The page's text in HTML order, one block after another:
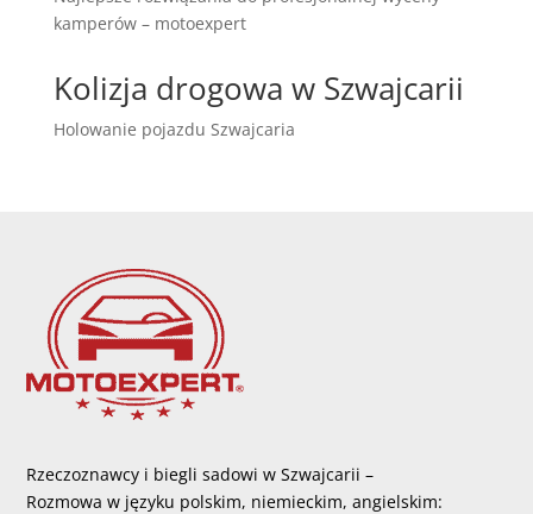
kamperów – motoexpert
Kolizja drogowa w Szwajcarii
Holowanie pojazdu Szwajcaria
Rzeczoznawcy i biegli sadowi w Szwajcarii –
Rozmowa w języku polskim, niemieckim, angielskim: